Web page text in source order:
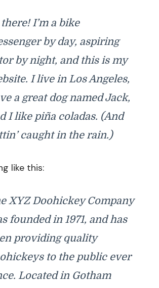
I’m a bike
by day, aspiring
by night, and this is my
I live in Los Angeles,
a great dog named Jack,
I like piña coladas. (And
caught in the rain.)
like this:
XYZ Doohickey Company
founded in 1971, and has
providing quality
to the public ever
Located in Gotham